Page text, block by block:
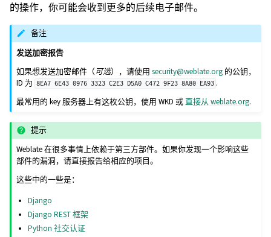
的操作，你可能会收到更多的后续电子邮件。
备注
发送加密报告
如果想发送加密邮件（可选），请使用security@weblate.org 的公钥，
ID 为 8EA7 6E43 0976 3323 C2E3 D5A0 C472 9F23 8A80 EA93 .
最常用的 key 服务器上有这枚公钥，使用 WKD 或 直接从 weblate.org.
提示
Weblate 在很多事情上依赖于第三方部件。如果你发现一个影响这些
部件的漏洞，请直接报告给相应的项目。
这些中的一些是：
Django
Django REST 框架
Python 社交认证